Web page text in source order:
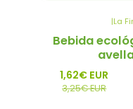
-50%
Promoción
|La
Bebida
1,62€ EUR
3,25€ EUR